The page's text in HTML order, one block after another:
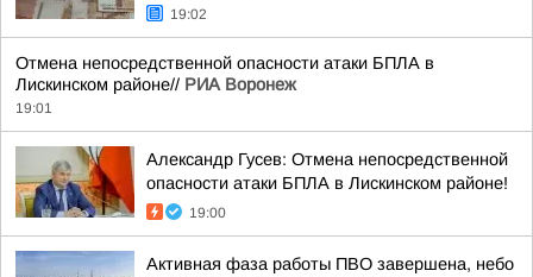
19:02
Отмена непосредственной опасности атаки БПЛА в
Лискинском районе// РИА Воронеж
19:01
Александр Гусев: Отмена непосредственной
опасности атаки БПЛА в Лискинском районе!
19:00
Активная фаза работы ПВО завершена, небо